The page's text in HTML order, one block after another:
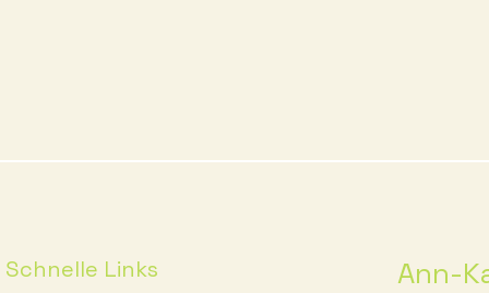
Schnelle Links
Ann-